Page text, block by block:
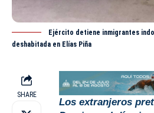
Ejército detiene inmigrantes
deshabitada en Elías Piña
SHARE
Los extranjeros